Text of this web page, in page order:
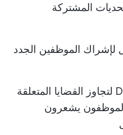
المشتركة
لإشراك الموظفين الجدد
استفد من استبيانات DEIB لتجاوز القضايا المتعلقة
يشعرون